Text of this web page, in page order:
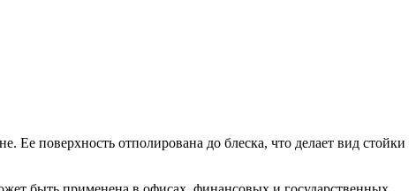
Ее поверхность отполирована до блеска, что делает вид стойки